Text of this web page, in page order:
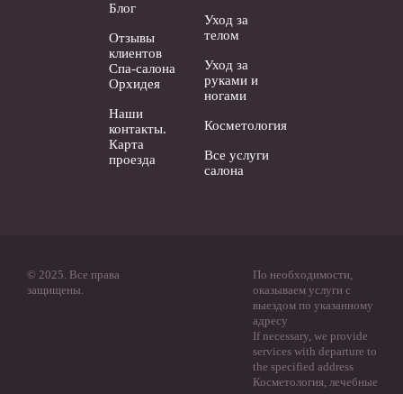
Блог
Отзывы
клиентов
Спа-салона
Орхидея
Наши
контакты.
Карта
проезда
Уход за
телом
Уход за
руками и
ногами
Косметология
Все услуги
салона
© 2025. Все права
защищены.
По необходимости,
оказываем услуги с
выездом по указанному
адресу
If necessary, we provide
services with departure to
the specified address
Косметология, лечебные